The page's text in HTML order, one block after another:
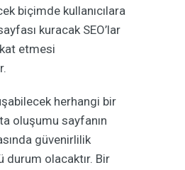
biçimde kullanıcılara
kuracak SEO’lar
etmesi
herhangi bir
oluşumu sayfanın
güvenirlilik
durum olacaktır. Bir